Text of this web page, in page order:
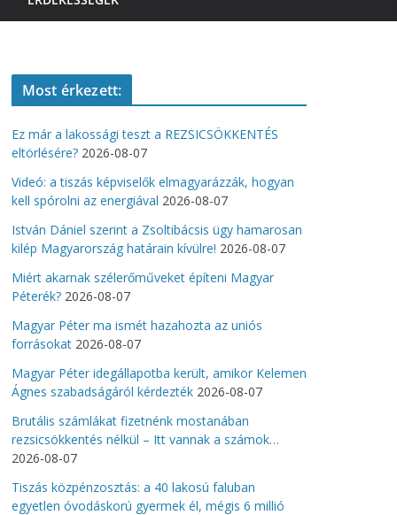
Most érkezett:
Ez már a lakossági teszt a REZSICSÖKKENTÉS
eltörlésére? 2026-08-07
Videó: a tiszás képviselők elmagyarázzák, hogyan
kell spórolni az energiával 2026-08-07
István Dániel szerint a Zsoltibácsis ügy hamarosan
kilép Magyarország határain kívülre! 2026-08-07
Miért akarnak szélerőműveket építeni Magyar
Péterék? 2026-08-07
Magyar Péter ma ismét hazahozta az uniós
forrásokat 2026-08-07
Magyar Péter idegállapotba került, amikor Kelemen
Ágnes szabadságáról kérdezték 2026-08-07
Brutális számlákat fizetnénk mostanában
rezsicsökkentés nélkül – Itt vannak a számok…
2026-08-07
Tiszás közpénzosztás: a 40 lakosú faluban
egyetlen óvodáskorú gyermek él, mégis 6 millió